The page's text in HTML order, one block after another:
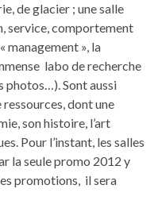
de glacier ; une salle
service, comportement
management », la
labo de recherche
photos…). Sont aussi
dont une
son histoire, l’art
Pour l’instant, les salles
la seule promo 2012 y
promotions, il sera